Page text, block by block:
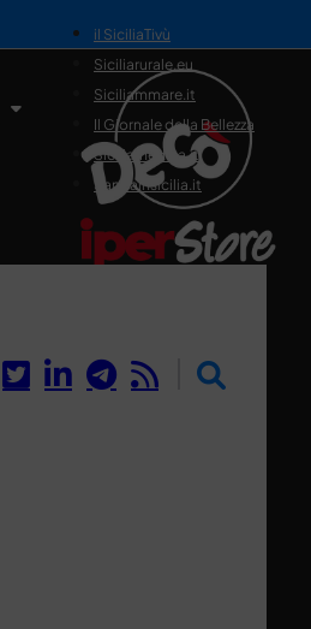
il SiciliaTivù
Siciliarurale.eu
Siciliammare.it
Il Giornale della Bellezza
Siciliamedica.it
Sanitainsicilia.it